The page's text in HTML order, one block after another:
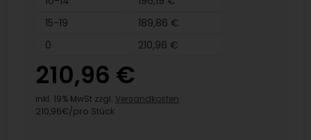
15-19
189,86 €
0
210,96 €
210,96 €
inkl. 19% MwSt zzgl. Versandkosten
210,96€/pro Stück